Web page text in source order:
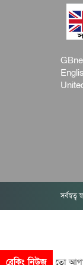
ব্রেকিং নিউজ
মতো আগামীতেও